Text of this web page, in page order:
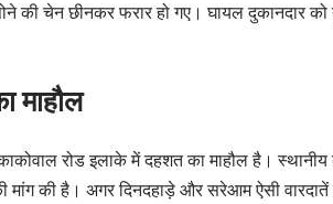
की चेन छीनकर फरार हो गए। घायल दुकानदार
माहौल
रोड इलाके में दहशत का माहौल है। स्थानीय
मांग की है। अगर दिनदहाड़े और सरेआम ऐसी वारदातें